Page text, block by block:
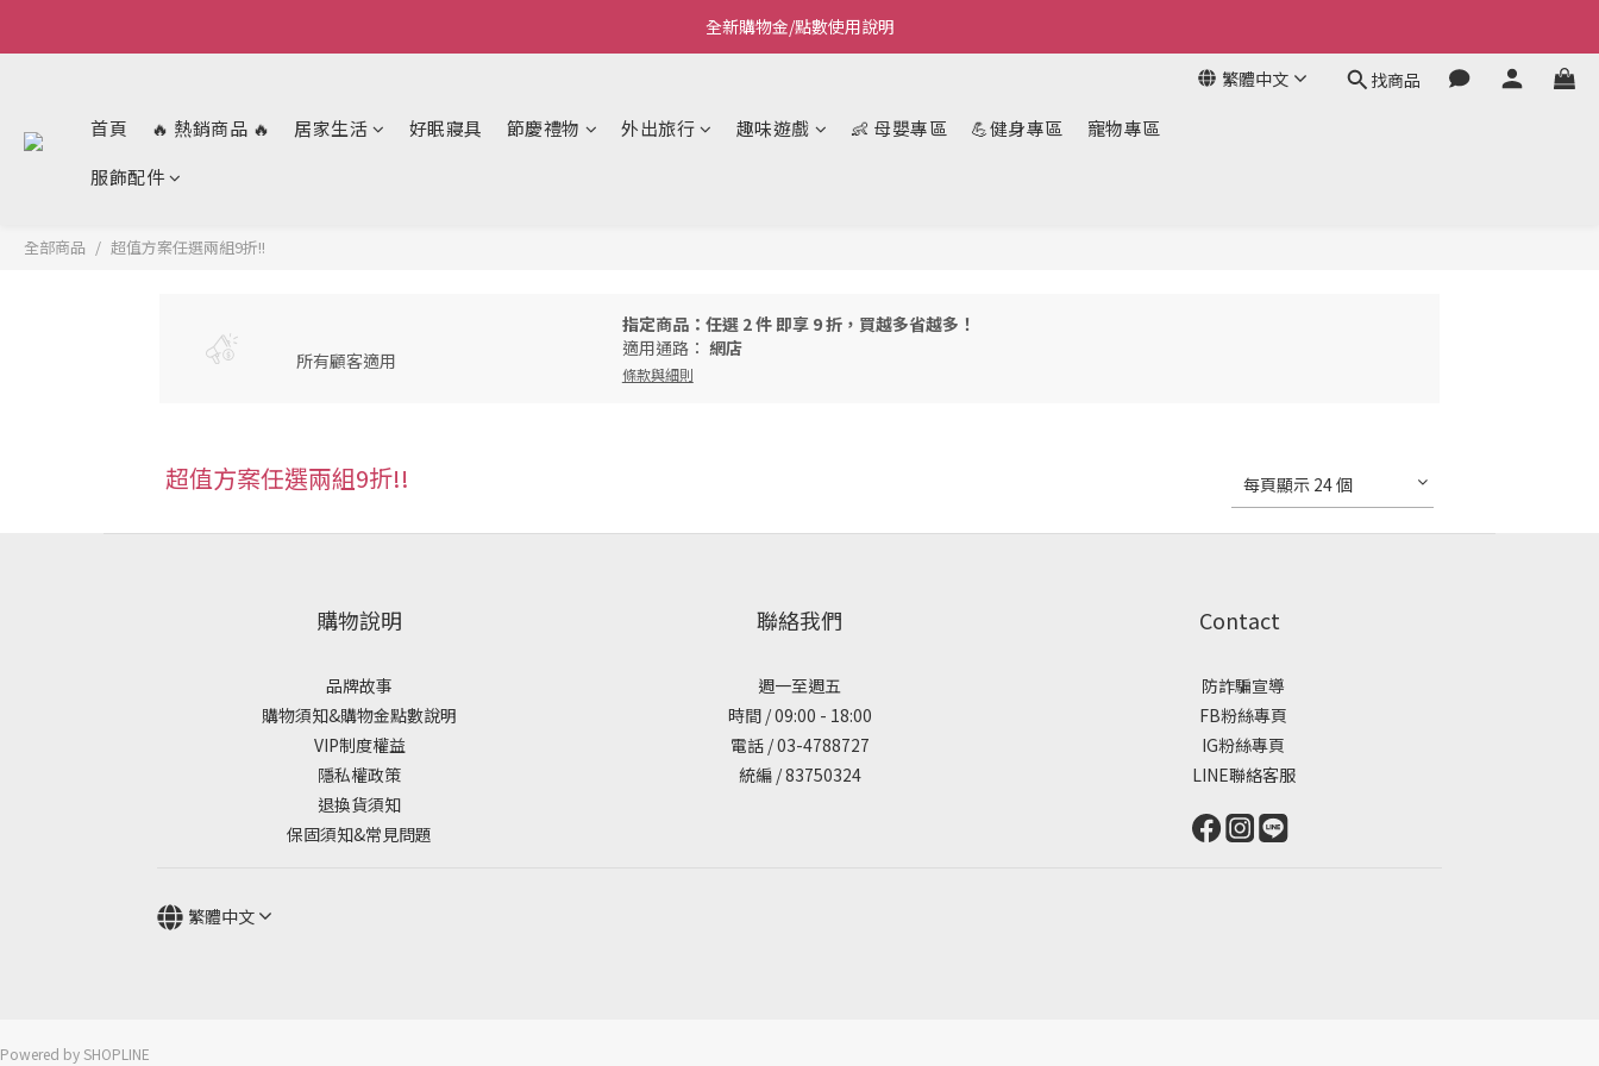
Welcome~私藏生活~
全新購物金/點數使用說明
繁體中文 找商品
首頁 🔥 熱銷商品 🔥 居家生活 好眠寢具 節慶禮物 外出旅行 趣味遊戲 👶 母嬰專區 💪健身專區
寵物專區
服飾配件
全部商品 超值方案任選兩組9折!!
所有顧客適用
指定商品：任選 2 件 即享 9 折，買越多省越多！
適用通路： 網店
條款與細則
超值方案任選兩組9折!! 每頁顯示 24 個
購物說明
品牌故事
購物須知&購物金點數說明
VIP制度權益
隱私權政策
退換貨須知
保固須知&常見問題
聯絡我們
週一至週五
時間 / 09:00 - 18:00
電話 / 03-4788727
統編 / 83750324
Contact
防詐騙宣導
FB粉絲專頁
IG粉絲專頁
LINE聯絡客服
繁體中文
Powered by SHOPLINE